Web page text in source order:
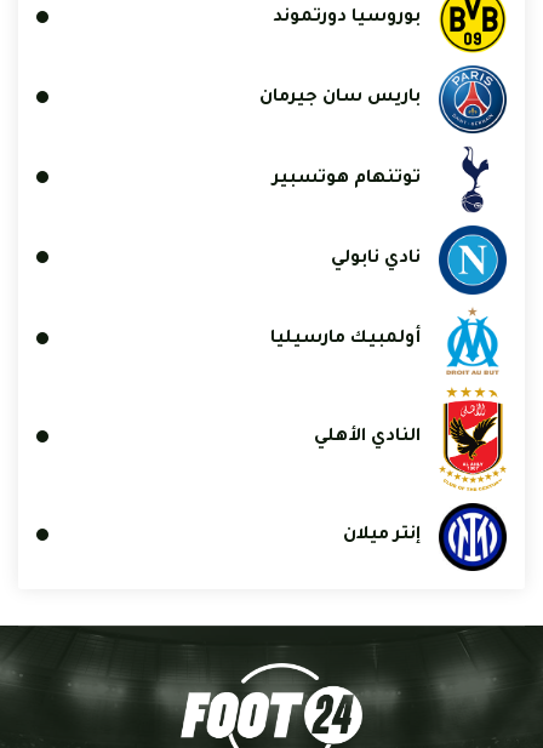
بوروسيا دورتموند
باريس سان جيرمان
توتنهام هوتسبير
نادي نابولي
أولمبيك مارسيليا
النادي الأهلي
إنتر ميلان